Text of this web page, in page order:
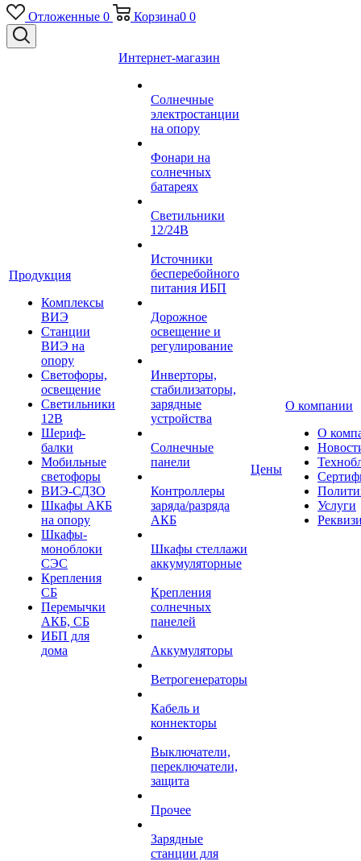
Отложенные 0 Корзина0 0
Продукция
Комплексы
ВИЭ
Станции
ВИЭ на
опору
Светофоры,
освещение
Светильники
12В
Шериф-
балки
Мобильные
светофоры
ВИЭ-СДЗО
Шкафы АКБ
на опору
Шкафы-
моноблоки
СЭС
Крепления
СБ
Перемычки
АКБ, СБ
ИБП для
дома
Интернет-магазин
Солнечные
электростанции
на опору
Фонари на
солнечных
батареях
Светильники
12/24В
Источники
бесперебойного
питания ИБП
Дорожное
освещение и
регулирование
Инверторы,
стабилизаторы,
зарядные
устройства
Солнечные
панели
Контроллеры
заряда/разряда
АКБ
Шкафы стеллажи
аккумуляторные
Крепления
солнечных
панелей
Аккумуляторы
Ветрогенераторы
Кабель и
коннекторы
Выключатели,
переключатели,
защита
Прочее
Зарядные
станции для
Цены
О компании
О
Услуги